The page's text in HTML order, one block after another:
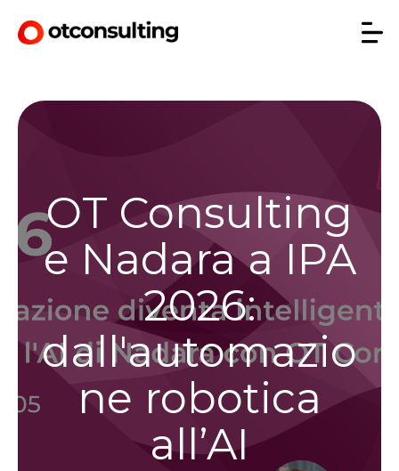
OT Consulting
e Nadara a IPA
2026:
dall'automazio
ne robotica
all’AI